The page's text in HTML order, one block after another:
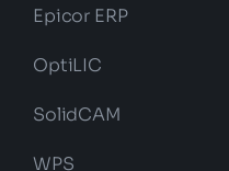
Epicor ERP
OptiLIC
SolidCAM
WPS